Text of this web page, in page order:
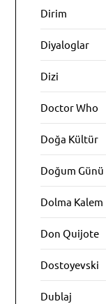
Dirim
Diyaloglar
Dizi
Doctor Who
Doğa Kültür
Doğum Günü
Dolma Kalem
Don Quijote
Dostoyevski
Dublaj